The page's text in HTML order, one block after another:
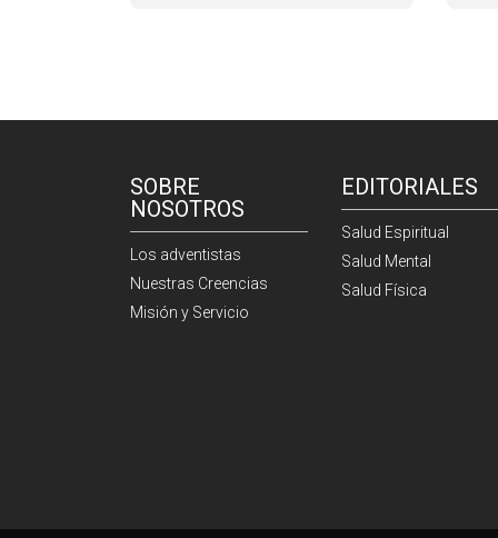
SOBRE
NOSOTROS
Los adventistas
Nuestras Creencias
Misión y Servicio
EDITORIALES
Salud Espiritual
Salud Mental
Salud Física